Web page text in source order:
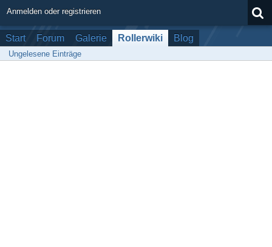
Anmelden oder registrieren
Start Forum Galerie Rollerwiki Blog
Ungelesene Einträge